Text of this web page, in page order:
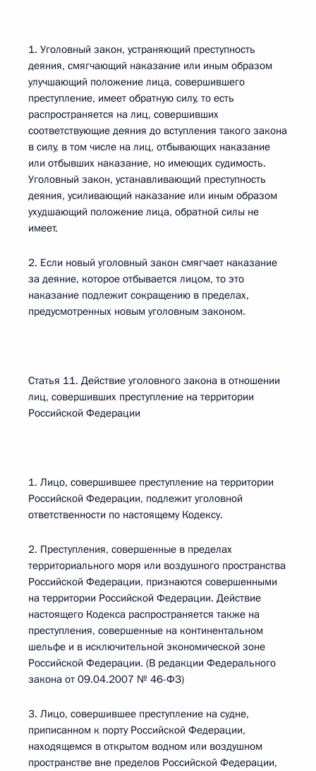
1. Уголовный закон, устраняющий преступность
деяния, смягчающий наказание или иным образом
улучшающий положение лица, совершившего
преступление, имеет обратную силу, то есть
распространяется на лиц, совершивших
соответствующие деяния до вступления такого закона
в силу, в том числе на лиц, отбывающих наказание
или отбывших наказание, но имеющих судимость.
Уголовный закон, устанавливающий преступность
деяния, усиливающий наказание или иным образом
ухудшающий положение лица, обратной силы не
имеет.
2. Если новый уголовный закон смягчает наказание
за деяние, которое отбывается лицом, то это
наказание подлежит сокращению в пределах,
предусмотренных новым уголовным законом.
Статья 11. Действие уголовного закона в отношении
лиц, совершивших преступление на территории
Российской Федерации
1. Лицо, совершившее преступление на территории
Российской Федерации, подлежит уголовной
ответственности по настоящему Кодексу.
2. Преступления, совершенные в пределах
территориального моря или воздушного пространства
Российской Федерации, признаются совершенными
на территории Российской Федерации. Действие
настоящего Кодекса распространяется также на
преступления, совершенные на континентальном
шельфе и в исключительной экономической зоне
Российской Федерации. (В редакции Федерального
закона от 09.04.2007 № 46-ФЗ)
3. Лицо, совершившее преступление на судне,
приписанном к порту Российской Федерации,
находящемся в открытом водном или воздушном
пространстве вне пределов Российской Федерации,